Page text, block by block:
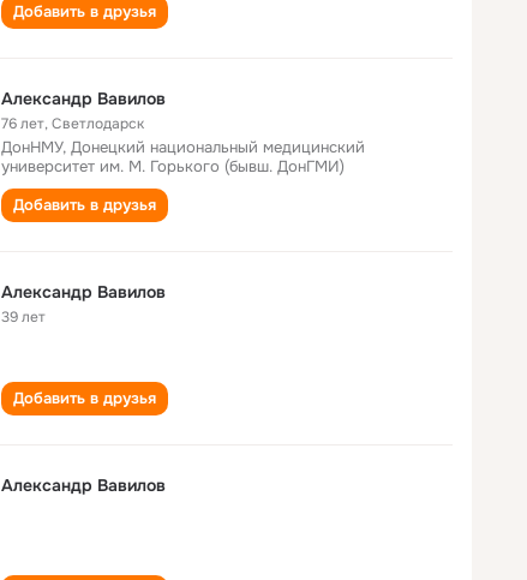
Добавить в друзья
Александр Вавилов
76 лет,Светлодарск
ДонНМУ, Донецкий национальный медицинский
университет им. М. Горького (бывш. ДонГМИ)
Добавить в друзья
Александр Вавилов
39 лет
Добавить в друзья
Александр Вавилов